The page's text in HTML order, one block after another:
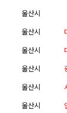
울산시
울산시
울산시
울산시
울산시
울산시